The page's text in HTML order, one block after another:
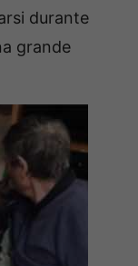
durante
grande